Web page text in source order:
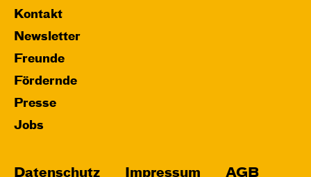
Kontakt
Newsletter
Freunde
Fördernde
Presse
Jobs
Datenschutz Impressum AGB